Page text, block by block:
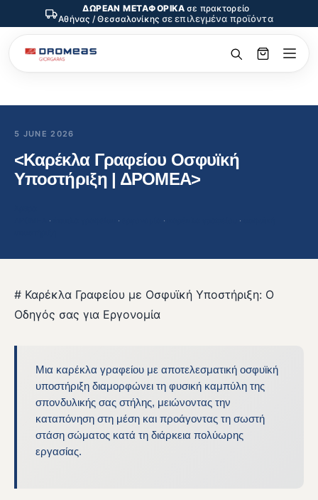
ΔΩΡΕΑΝ ΜΕΤΑΦΟΡΙΚΑ σε πρακτορείο
Αθήνας / Θεσσαλονίκης σε επιλεγμένα προϊόντα
5 JUNE 2026
<Καρέκλα Γραφείου Οσφυϊκή
Υποστήριξη | ΔΡΟΜΕΑ>
· · · ·
# Καρέκλα Γραφείου με Οσφυϊκή Υποστήριξη: Ο
Οδηγός σας για Εργονομία
Μια καρέκλα γραφείου με αποτελεσματική οσφυϊκή
υποστήριξη διαμορφώνει τη φυσική καμπύλη της
σπονδυλικής σας στήλης, μειώνοντας την
καταπόνηση στη μέση και προάγοντας τη σωστή
στάση σώματος κατά τη διάρκεια πολύωρης
εργασίας.